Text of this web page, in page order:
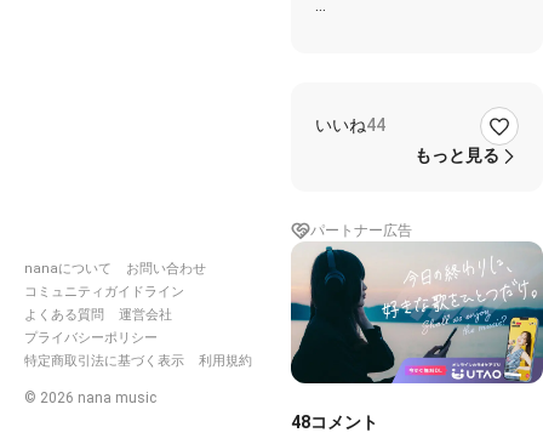
nanaについて
お問い合わせ
コミュニティガイドライン
よくある質問
運営会社
プライバシーポリシー
特定商取引法に基づく表示
利用規約
© 2026 nana music
ぱくん🥒
🎂🎉💐🎁
ず～～～～と！そのままに
Keiちゃん、ゆかりちゃん
と
メキシカンロックでGoゴ
ーゴーゴーしました
お二人ともありがとうござ
いました♪
素敵な伴奏は
いいね44
もっと見る
パートナー広告
48コメント